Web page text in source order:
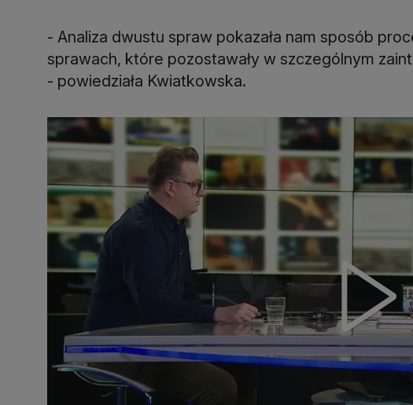
- Analiza dwustu spraw pokazała nam sposób
sprawach, które pozostawały w szczególnym
- powiedziała Kwiatkowska.